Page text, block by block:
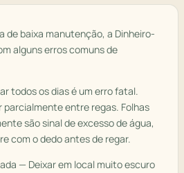
de baixa manutenção, a Dinheiro-
alguns erros comuns de
todos os dias é um erro fatal.
parcialmente entre regas. Folhas
são sinal de excesso de água,
com o dedo antes de regar.
— Deixar em local muito escuro